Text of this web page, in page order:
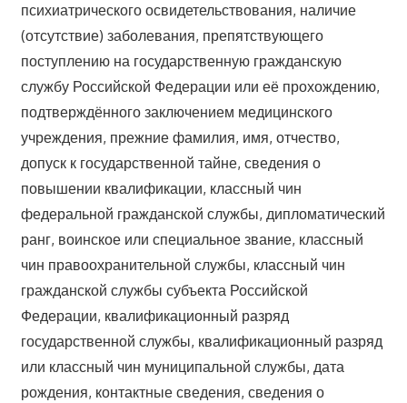
психиатрического освидетельствования, наличие
(отсутствие) заболевания, препятствующего
поступлению на государственную гражданскую
службу Российской Федерации или её прохождению,
подтверждённого заключением медицинского
учреждения, прежние фамилия, имя, отчество,
допуск к государственной тайне, сведения о
повышении квалификации, классный чин
федеральной гражданской службы, дипломатический
ранг, воинское или специальное звание, классный
чин правоохранительной службы, классный чин
гражданской службы субъекта Российской
Федерации, квалификационный разряд
государственной службы, квалификационный разряд
или классный чин муниципальной службы, дата
рождения, контактные сведения, сведения о